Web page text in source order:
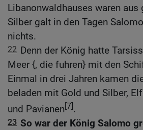
Libanonwaldhauses waren aus
Silber galt in den Tagen
nichts.
22 Denn der König hatte
Meer {, die fuhren} mit den
Einmal in drei Jahren kamen
beladen mit Gold und Silber,
und Pavianen[7].
23 So war der König Salomo